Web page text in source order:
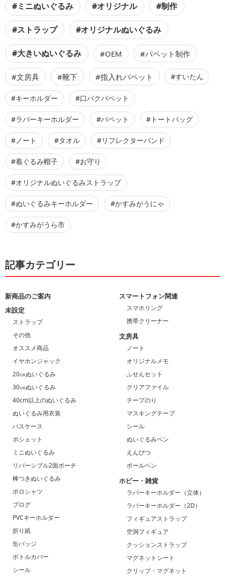
#ミニぬいぐるみ #オリジナル #制作
#ストラップ #オリジナルぬいぐるみ
#大きいぬいぐるみ #OEM #パペット制作
#文房具 #靴下 #指入れパペット #すいたん
#キーホルダー #口パクパペット
#ラバーキーホルダー #パペット #トートバッグ
#ノート #タオル #リフレクターバンド
#着ぐるみ帽子 #お守り
#オリジナルぬいぐるみストラップ
#ぬいぐるみキーホルダー #かすみがうにゃ
#かすみがうら市
記事カテゴリー
新商品のご案内
未設定
ストラップ
その他
オススメ商品
イヤホンジャック
20㎝ぬいぐるみ
30㎝ぬいぐるみ
40cm以上のぬいぐるみ
ぬいぐるみ用衣装
パスケース
ポシェット
ミニぬいぐるみ
リバーシブル2面ポーチ
棒つきぬいぐるみ
ポロシャツ
ブログ
PVCキーホルダー
折り紙
缶バッジ
ボトルカバー
シール
スマートフォン関連
スマホリング
携帯クリーナー
文房具
ノート
オリジナルメモ
ふせんセット
クリアファイル
テープのり
マスキングテープ
シール
ぬいぐるみペン
えんぴつ
ボールペン
ホビー・雑貨
ラバーキーホルダー（立体）
ラバーキーホルダー（2D）
フィギュアストラップ
空洞フィギュア
クッションストラップ
マグネットシート
クリップ・マグネット